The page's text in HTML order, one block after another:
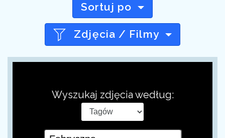
Sortuj po
Zdjęcia / Filmy
Wyszukaj zdjęcia według: